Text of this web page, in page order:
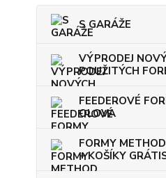
S GARÁŽE
VÝPRODEJ
POUŽITÝCH
FEEDEROVÉ
OLOVA
FORMY
+ KOŠÍKY